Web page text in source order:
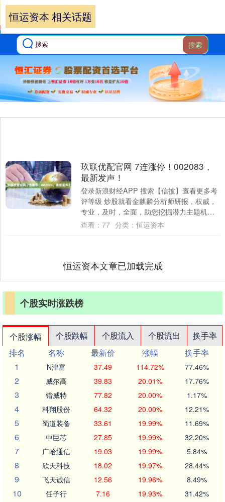
搜索
恒运资本 相关话题
玖联优配官网 7连涨停！002083，
最新发声！
登录新浪财经APP 搜索【信披】查看更多考
评等级 炒股就看金麒麟分析师研报，权威，
专业，及时，全面，助您挖掘潜力主题机
会！ 11月16日晚间，七连板个股孚日股份....
查看： 77 分类：恒运资本
恒运资本文章已加载完成
个股实时涨跌榜
个股涨幅 个股跌幅 个股流入 个股流出
换手率
排名
名称 最新价 涨幅
换手率
1
N津富 37.49 114.72% 77.46%
2 威尔高 39.83 20.01% 17.76%
3 锴威特 77.82 20.00% 1.17%
4 科翔股份 64.32 20.00% 12.21%
5 蜀道装备 33.61 19.99% 11.69%
6 中巨芯 27.85 19.99% 32.20%
7 广哈通信 19.03 19.99% 5.84%
8 欣天科技 18.02 19.97% 28.44%
9 飞天诚信 12.56 19.96% 8.49%
10 任子行 7.16 19.93% 31.42%